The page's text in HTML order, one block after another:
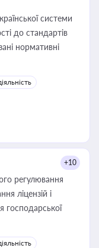
системи
до стандартів
нормативні
+10
регулювання
ліцензій і
господарської